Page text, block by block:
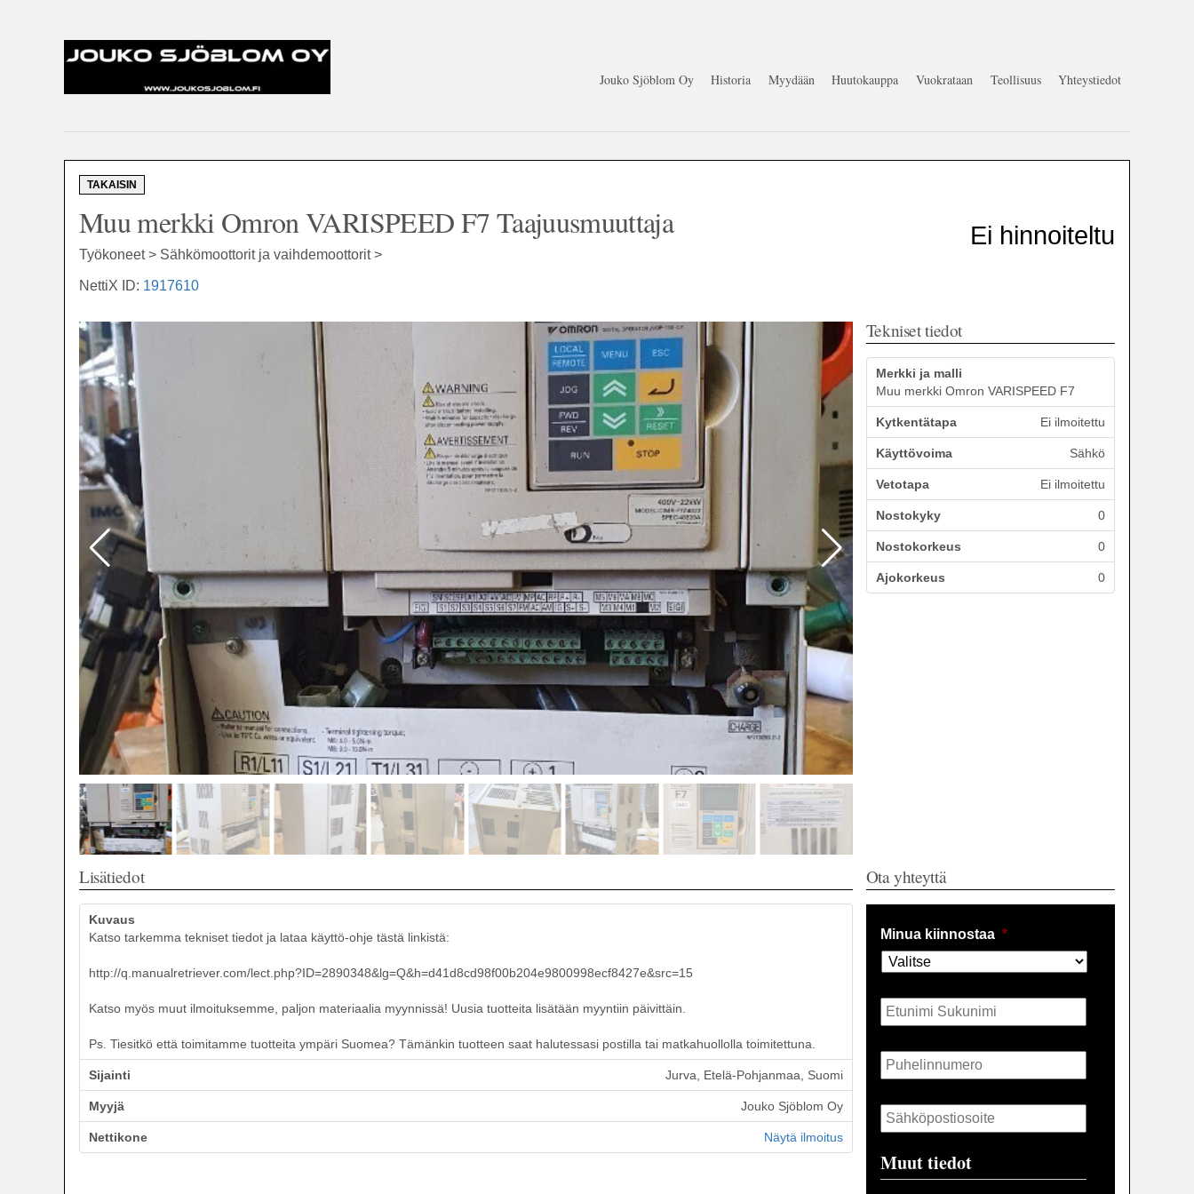
Jouko Sjöblom Oy Historia Myydään Huutokauppa Vuokrataan Teollisuus Yhteystiedot
TAKAISIN
Muu merkki Omron VARISPEED F7 Taajuusmuuttaja
Työkoneet > Sähkömoottorit ja vaihdemoottorit >
NettiX ID: 1917610
Ei hinnoiteltu
Tekniset tiedot
Merkki ja malli
Muu merkki Omron VARISPEED F7
Kytkentätapa Ei ilmoitettu
Käyttövoima Sähkö
Vetotapa Ei ilmoitettu
Nostokyky 0
Nostokorkeus 0
Ajokorkeus 0
Lisätiedot
Kuvaus
Katso tarkemma tekniset tiedot ja lataa käyttö-ohje tästä linkistä:
http://q.manualretriever.com/lect.php?ID=2890348&lg=Q&h=d41d8cd98f00b204e9800998ecf8427e&src=15
Katso myös muut ilmoituksemme, paljon materiaalia myynnissä! Uusia tuotteita lisätään myyntiin päivittäin.
Ps. Tiesitkö että toimitamme tuotteita ympäri Suomea? Tämänkin tuotteen saat halutessasi postilla tai matkahuollolla toimitettuna.
Sijainti Jurva, Etelä-Pohjanmaa, Suomi
Myyjä Jouko Sjöblom Oy
Nettikone Näytä ilmoitus
Ota yhteyttä
Minua kiinnostaa *
Nimi *
Puhelin *
Sähköposti *
Muut tiedot